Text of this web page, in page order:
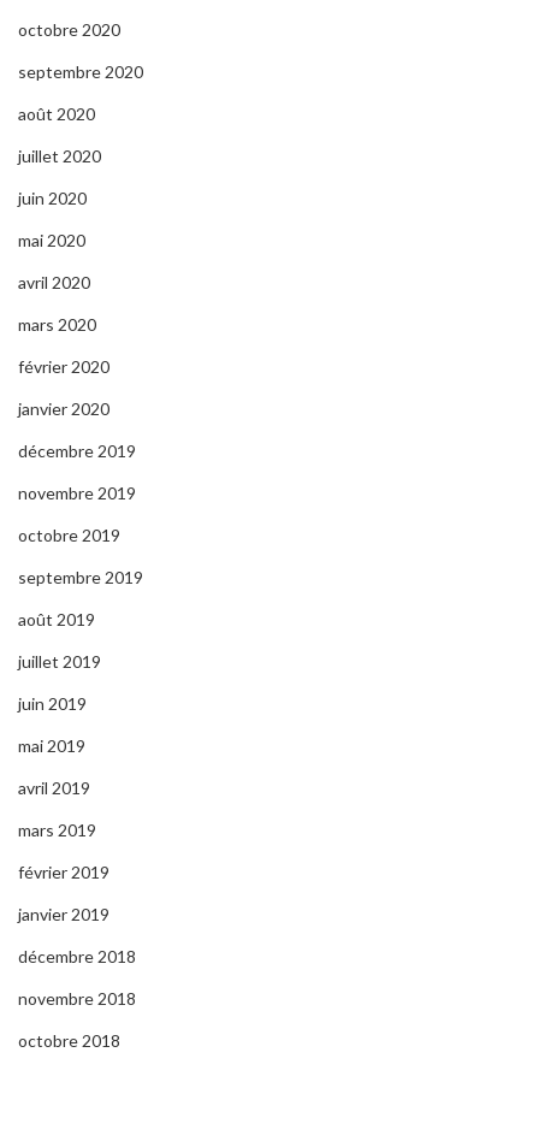
octobre 2020
septembre 2020
août 2020
juillet 2020
juin 2020
mai 2020
avril 2020
mars 2020
février 2020
janvier 2020
décembre 2019
novembre 2019
octobre 2019
septembre 2019
août 2019
juillet 2019
juin 2019
mai 2019
avril 2019
mars 2019
février 2019
janvier 2019
décembre 2018
novembre 2018
octobre 2018